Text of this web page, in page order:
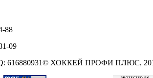
88
09
616880931© ХОККЕЙ ПРОФИ ПЛЮС,